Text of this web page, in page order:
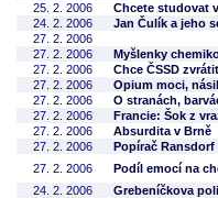
25. 2. 2006
Chcete studovat
24. 2. 2006
Jan Čulík a jeho
27. 2. 2006
27. 2. 2006
Myšlenky
27. 2. 2006
Chce ČSSD
27. 2. 2006
Opium moci,
27. 2. 2006
O stranách,
27. 2. 2006
Francie: Šok z
27. 2. 2006
Absurdita v Brně
27. 2. 2006
Popírač Ransdorf
27. 2. 2006
Podíl emocí na
24. 2. 2006
Grebeníčkova